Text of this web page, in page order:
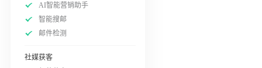
AI智能营销助手
智能搜邮
邮件检测
社媒获客